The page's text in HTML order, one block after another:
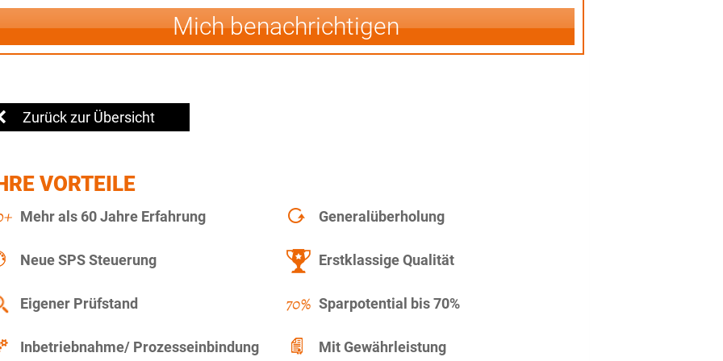
Mich benachrichtigen
Zurück zur Übersicht
VORTEILE
Mehr als 60 Jahre Erfahrung Generalüberholung
Neue SPS Steuerung Erstklassige Qualität
Eigener Prüfstand Sparpotential bis 70%
Inbetriebnahme/ Prozesseinbindung Mit Gewährleistung